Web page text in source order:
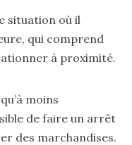
situation où il
qui comprend
à proximité.
moins
de faire un arrêt
des marchandises.